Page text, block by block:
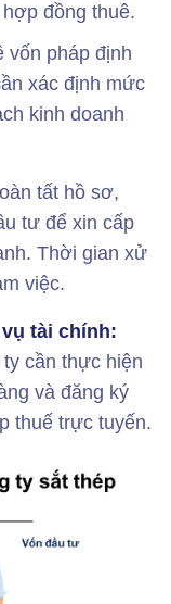
đồng thuê.
vốn pháp định
xác định mức
kinh doanh
tất hồ sơ,
tư để xin cấp
Thời gian xử
việc.
tài chính:
cần thực hiện
và đăng ký
thuế trực tuyến.